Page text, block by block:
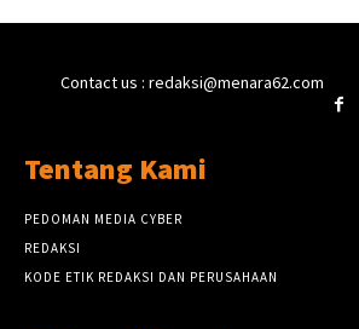
Contact us : redaksi@menara62.com
Tentang Kami
PEDOMAN MEDIA CYBER
REDAKSI
KODE ETIK REDAKSI DAN PERUSAHAAN